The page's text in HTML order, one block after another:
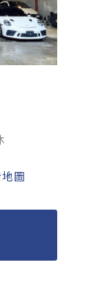
圖